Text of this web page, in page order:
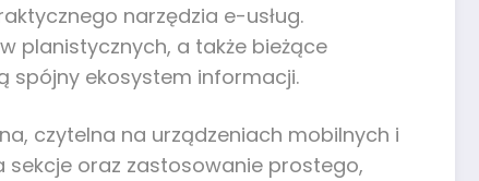
narzędzia e-usług.
planistycznych, a także bieżące
spójny ekosystem informacji.
czytelna na urządzeniach mobilnych i
sekcje oraz zastosowanie prostego,